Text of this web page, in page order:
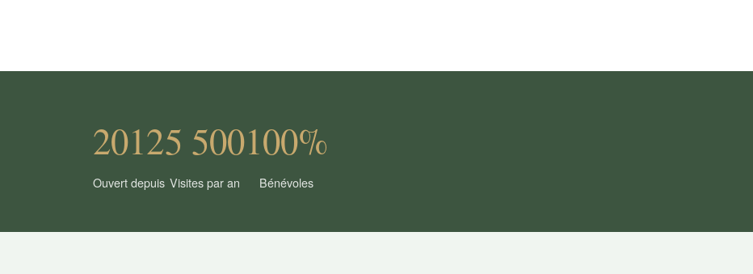
2012
Ouvert depuis
5 500
Visites par an
100%
Bénévoles